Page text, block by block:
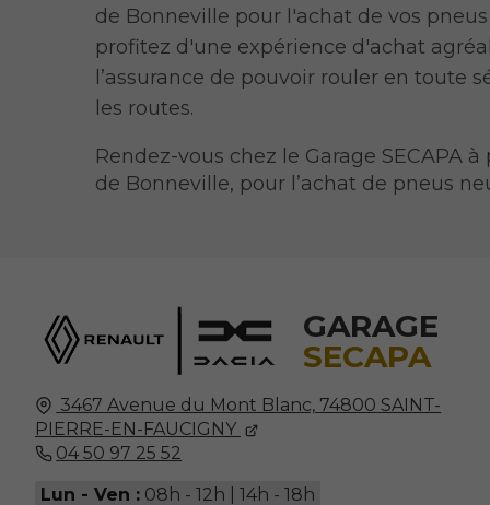
de Bonneville pour l'achat de vos
profitez d'une expérience d'achat
l’assurance de pouvoir rouler en toute
les routes.
Rendez-vous chez le Garage SECAPA
de Bonneville, pour l’achat de pneus
GARAGE
SECAPA
3467 Avenue du Mont Blanc, 74800 SAINT-
PIERRE-EN-FAUCIGNY
04 50 97 25 52
Lun - Ven : 08h - 12h | 14h - 18h